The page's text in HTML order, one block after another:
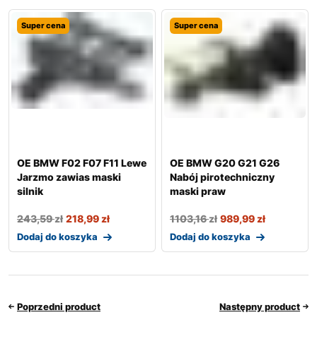
Super cena
OE BMW F02 F07 F11 Lewe
Jarzmo zawias maski
silnik
243,59zł 218,99zł
Dodaj do koszyka
Super cena
OE BMW G20 G21 G26
Nabój pirotechniczny
maski praw
1103,16zł 989,99zł
Dodaj do koszyka
Poprzedni product Następny product